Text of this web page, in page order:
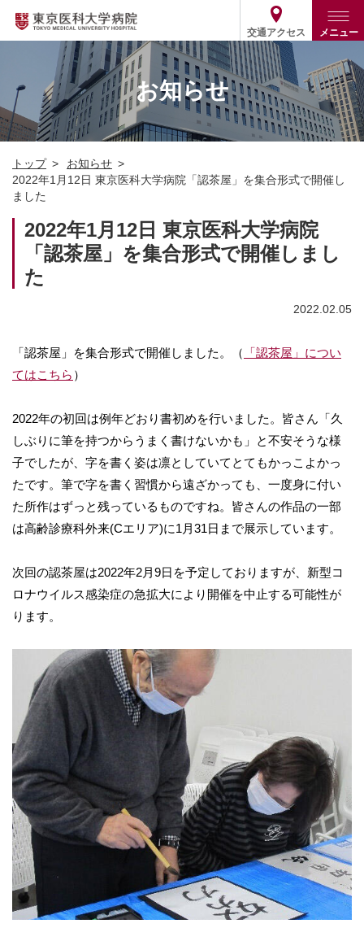
交通アクセス メニュー
トップ
外来・入院案内
外来
入院
患者支援・相談窓口
各種ご案内
診療部門案内
診療部門案内一覧
医師・歯科医師等情報検索
病院案内
基本情報
統計・データ・情報公開
役割・取り組み
外部評価
医療関係の方
医療連携
採用関連
その他
ENGLISH 简体中文
03-3342-6111
お知らせ
トップ
お知らせ
2022年1月12日 東京医科大学病院「認茶屋」を集合形式で開催し
ました
2022年1月12日 東京医科大学病院
「認茶屋」を集合形式で開催しまし
た
2022.02.05
「認茶屋」を集合形式で開催しました。（
「認茶屋」につい
てはこちら ）
2022年の初回は例年どおり書初めを行いました。皆さん「久
しぶりに筆を持つからうまく書けないかも」と不安そうな様
子でしたが、字を書く姿は凛としていてとてもかっこよかっ
たです。筆で字を書く習慣から遠ざかっても、一度身に付い
た所作はずっと残っているものですね。皆さんの作品の一部
は高齢診療科外来(Cエリア)に1月31日まで展示しています。
次回の認茶屋は2022年2月9日を予定しておりますが、新型コ
ロナウイルス感染症の急拡大により開催を中止する可能性が
ります。